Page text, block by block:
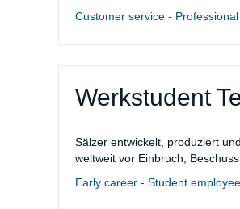
Customer service -
Werkstudent
Sälzer entwickelt, produziert
weltweit vor Einbruch,
Early career - Student employee